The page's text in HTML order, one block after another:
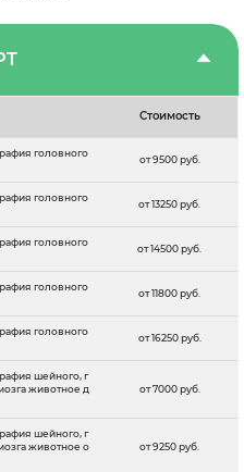
Стоимость
головного
от 9500 руб.
головного
от 13250 руб.
головного
от 14500 руб.
головного
от 11800 руб.
головного
от 16250 руб.
шейного, г
животное д
от 7000 руб.
шейного, г
животное о
от 9250 руб.